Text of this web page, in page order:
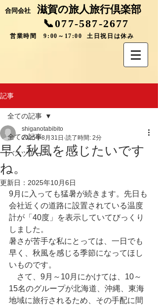
合同会社 滋賀の旅人旅行倶楽部
📞077-587-2677
営業時間 9:00～17:00 土日祝日は休み
記事
全ての記事
バスツアー
全ての記事
早く秋風を感じたいです
ね。
shiganotabibito
2025年8月31日 読了時間: 2分
更新日： 2025年10月6日
9月に入っても猛暑が続きます。先日も
会社近くの道路に設置されている温度
計が「40度」を表示していてびっくり
しました。
暑さが苦手な私にとっては、一日でも
早く、秋風を感じる季節になってほし
いものです。
さて、9月～10月にかけては、10～
15名のグループが北海道、沖縄、東海
地域に旅行されるため、その手配に間